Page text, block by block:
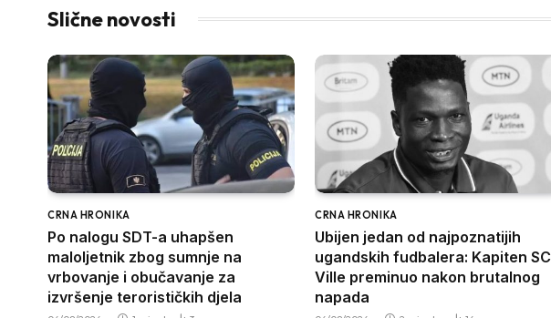
Slične novosti
CRNA HRONIKA
Po nalogu SDT-a uhapšen
maloljetnik zbog sumnje na
vrbovanje i obučavanje za
izvršenje terorističkih djela
CRNA HRONIKA
Ubijen jedan od najpoznatijih
ugandskih fudbalera: Kapiten SC
Ville preminuo nakon brutalnog
napada